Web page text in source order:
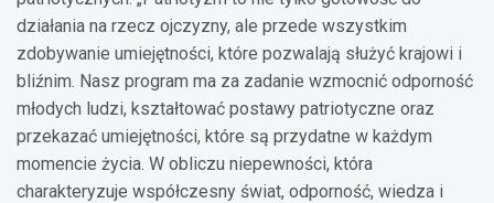
działania na rzecz ojczyzny, ale przede wszystkim
zdobywanie umiejętności, które pozwalają służyć krajowi i
bliźnim. Nasz program ma za zadanie wzmocnić odporność
młodych ludzi, kształtować postawy patriotyczne oraz
przekazać umiejętności, które są przydatne w każdym
momencie życia. W obliczu niepewności, która
charakteryzuje współczesny świat, odporność, wiedza i